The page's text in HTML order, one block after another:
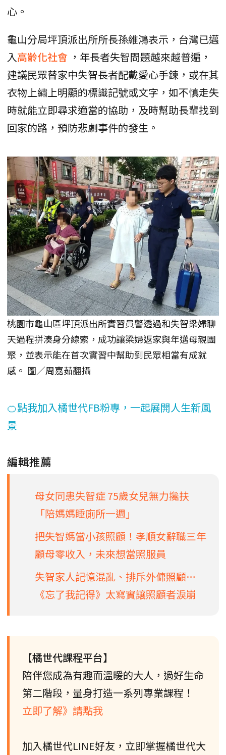
心。
龜山分局坪頂派出所所長孫維鴻表示，台灣已邁
入高齡化社會 ，年長者失智問題越來越普遍，
建議民眾替家中失智長者配戴愛心手鍊，或在其
衣物上繡上明顯的標識記號或文字，如不慎走失
時就能立即尋求適當的協助，及時幫助長輩找到
回家的路，預防悲劇事件的發生。
桃園市龜山區坪頂派出所實習員警透過和失智梁婦聊
天過程拼湊身分線索，成功讓梁婦返家與年邁母親團
聚，並表示能在首次實習中幫助到民眾相當有成就
感。 圖／周嘉茹翻攝
🍊點我加入橘世代FB粉專，一起展開人生新風
景
編輯推薦
母女同患失智症 75歲女兒無力攙扶
「陪媽媽睡廁所一週」
把失智媽當小孩照顧！孝順女辭職三年
顧母零收入，未來想當照服員
失智家人記憶混亂、排斥外傭照顧…
《忘了我記得》太寫實讓照顧者淚崩
【橘世代課程平台】
陪伴您成為有趣而溫暖的大人，過好生命
第二階段，量身打造一系列專業課程！
立即了解》請點我
加入橘世代LINE好友，立即掌握橘世代大